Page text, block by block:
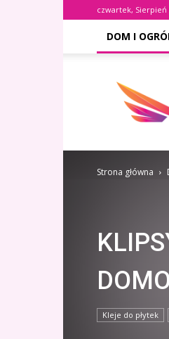
czwartek, Sierpień
DOM I
Strona główna
Kleje do płytek